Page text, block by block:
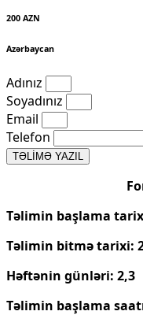
200 AZN
Azərbaycan
Adınız
Soyadınız
Email
Telefon
TƏLİMƏ YAZIL
Təlimin başlama
Təlimin bitmə tarixi:
Həftənin günləri: 2,3
Təlimin başlama